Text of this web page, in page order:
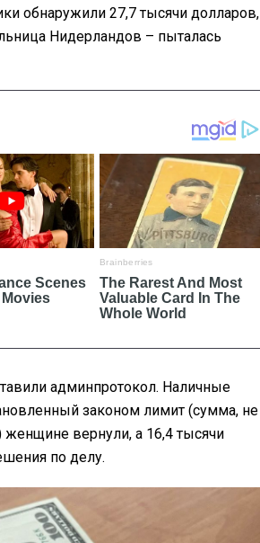
обнаружили 27,7 тысячи долларов,
Нидерландов – пыталась
админпротокол. Наличные
законом лимит (сумма, не
вернули, а 16,4 тысячи
по делу.